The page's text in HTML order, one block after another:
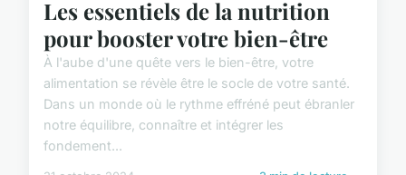
Les essentiels de la nutrition
pour booster votre bien-être
À l'aube d'une quête vers le bien-être, votre
alimentation se révèle être le socle de votre santé.
Dans un monde où le rythme effréné peut ébranler
notre équilibre, connaître et intégrer les
fondement...